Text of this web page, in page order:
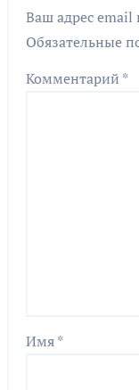
Ваш адрес email
Обязательные
Комментарий *
Имя*